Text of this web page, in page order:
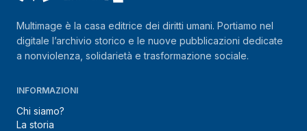
Multimage è la casa editrice dei diritti umani. Portiamo nel
digitale l’archivio storico e le nuove pubblicazioni dedicate
a nonviolenza, solidarietà e trasformazione sociale.
INFORMAZIONI
Chi siamo?
La storia